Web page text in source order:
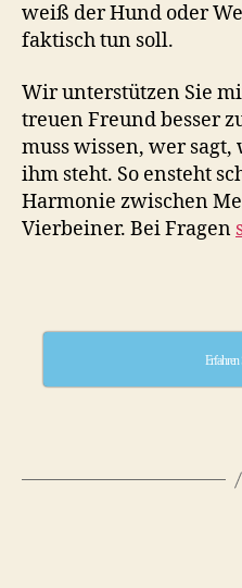
weiß der Hund oder
faktisch tun soll.
Wir unterstützen Sie
treuen Freund besser
muss wissen, wer sagt,
ihm steht. So ensteht
Harmonie zwischen
Vierbeiner. Bei Fragen
Erfahren